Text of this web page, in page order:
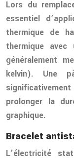
Lors du
essentiel
thermique de
thermique avec
généralement
kelvin). Une
prolonger la
graphique.
Bracelet
L’électricité